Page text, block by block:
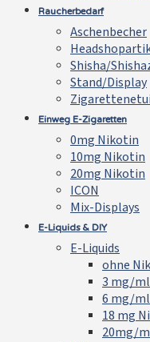
Raucherbedarf
Aschenbecher
Shisha/
Stand/Display
Einweg E-Zigaretten
0mg Nikotin
10mg Nikotin
20mg Nikotin
ICON
Mix-Displays
E-Liquids & DIY
E-Liquids
ohne
3 mg/
6 mg/
18 mg
20mg/